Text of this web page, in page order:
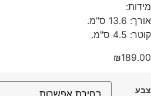
מידות:
אורך: 13.6 ס"מ.
קוטר: 4.5 ס"מ.
₪189.00
צבע